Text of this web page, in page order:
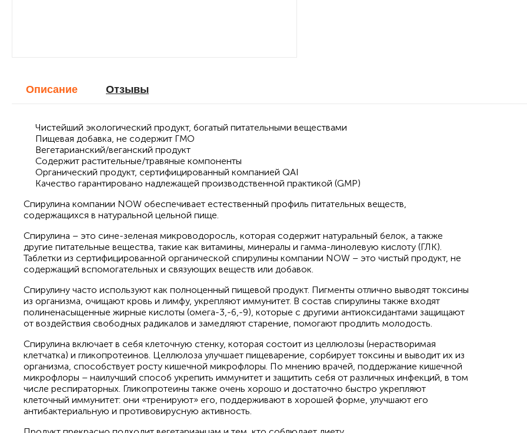
Описание Отзывы
Чистейший экологический продукт, богатый питательными веществами
Пищевая добавка, не содержит ГМО
Вегетарианский/веганский продукт
Содержит растительные/травяные компоненты
Органический продукт, сертифицированный компанией QAI
Качество гарантировано надлежащей производственной практикой (GMP)
Спирулина компании NOW обеспечивает естественный профиль питательных веществ,
содержащихся в натуральной цельной пище.
Спирулина – это сине-зеленая микроводоросль, которая содержит натуральный белок, а также
другие питательные вещества, такие как витамины, минералы и гамма-линолевую кислоту (ГЛК).
Таблетки из сертифицированной органической спирулины компании NOW – это чистый продукт, не
содержащий вспомогательных и связующих веществ или добавок.
Спирулину часто используют как полноценный пищевой продукт. Пигменты отлично выводят токсины
из организма, очищают кровь и лимфу, укрепляют иммунитет. В состав спирулины также входят
полиненасыщенные жирные кислоты (омега-3,-6,-9), которые с другими антиоксидантами защищают
от воздействия свободных радикалов и замедляют старение, помогают продлить молодость.
Спирулина включает в себя клеточную стенку, которая состоит из целлюлозы (нерастворимая
клетчатка) и гликопротеинов. Целлюлоза улучшает пищеварение, сорбирует токсины и выводит их из
организма, способствует росту кишечной микрофлоры. По мнению врачей, поддержание кишечной
микрофлоры – наилучший способ укрепить иммунитет и защитить себя от различных инфекций, в том
числе респираторных. Гликопротеины также очень хорошо и достаточно быстро укрепляют
клеточный иммунитет: они «тренируют» его, поддерживают в хорошей форме, улучшают его
антибактериальную и противовирусную активность.